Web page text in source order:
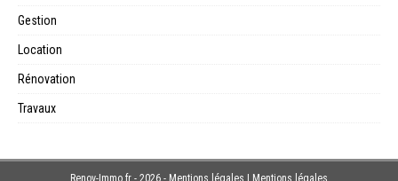
Gestion
Location
Rénovation
Travaux